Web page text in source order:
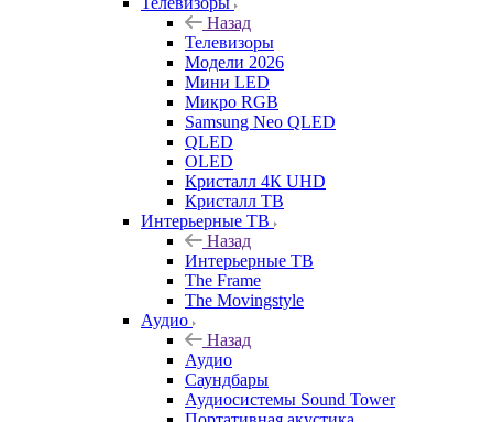
Назад
Телевизоры
Модели 2026
Мини LED
Микро RGB
Samsung Neo QLED
QLED
OLED
Кристалл 4К UHD
Кристалл ТВ
Интерьерные ТВ
Назад
Интерьерные ТВ
The Frame
The Movingstyle
Аудио
Назад
Аудио
Саундбары
Аудиосистемы Sound Tower